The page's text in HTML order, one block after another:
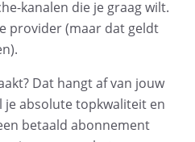
kanalen die je graag wilt.
provider (maar dat geldt
Dat hangt af van jouw
absolute topkwaliteit en
betaald abonnement